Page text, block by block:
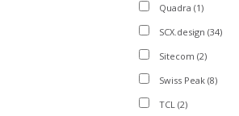
Quadra (1)
SCX.design (34)
Sitecom (2)
Swiss Peak (8)
TCL (2)